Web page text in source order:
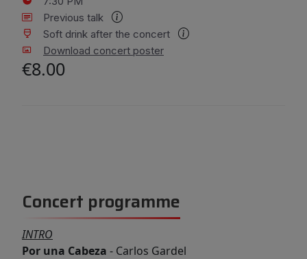
Previous talk
Soft drink after the concert
Download concert poster
€8.00
Concert programme
INTRO
Por una Cabeza - Carlos Gardel